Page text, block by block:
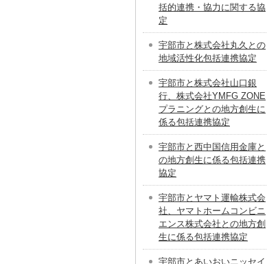
括的連携・協力に関する協
定
宇部市と株式会社丸久との
地域活性化包括連携協定
宇部市と株式会社山口銀
行、株式会社YMFG ZONE
プラニングとの地方創生に
係る包括連携協定
宇部市と西中国信用金庫と
の地方創生に係る包括連携
協定
宇部市とヤマト運輸株式会
社、ヤマトホームコンビニ
エンス株式会社との地方創
生に係る包括連携協定
宇部市とあいおいニッセイ